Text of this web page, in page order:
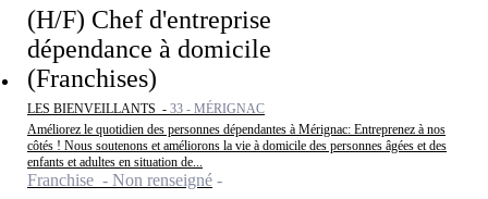
(H/F) Chef d'entreprise
dépendance à domicile
(Franchises)
LES BIENVEILLANTS - 33 - MÉRIGNAC
Améliorez le quotidien des personnes dépendantes à Mérignac: Entreprenez à nos
côtés ! Nous soutenons et améliorons la vie à domicile des personnes âgées et des
enfants et adultes en situation de...
Franchise - Non renseigné